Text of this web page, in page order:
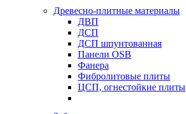
Древесно-плитные материалы
ДВП
ДСП
ДСП шпунтованная
Панели OSB
Фанера
Фибролитовые плиты
ЦСП, огнестойкие плиты